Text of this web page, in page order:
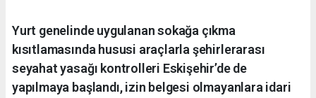
Yurt genelinde uygulanan sokağa çıkma
kısıtlamasında hususi araçlarla şehirlerarası
seyahat yasağı kontrolleri Eskişehir’de de
yapılmaya başlandı, izin belgesi olmayanlara idari